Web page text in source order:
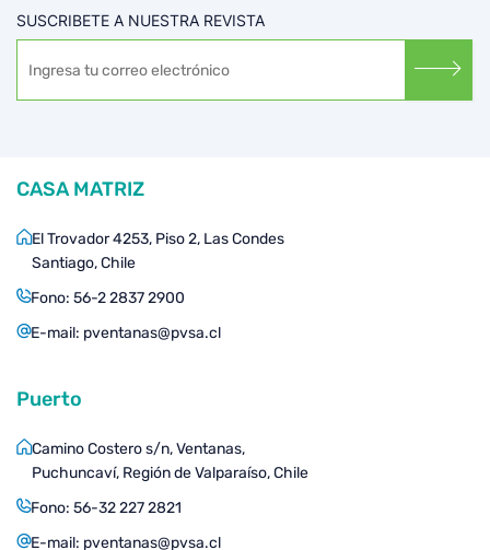
SUSCRIBETE A NUESTRA REVISTA
CASA MATRIZ
El Trovador 4253, Piso 2, Las Condes
Santiago, Chile
Fono: 56-2 2837 2900
E-mail: pventanas@pvsa.cl
Puerto
Camino Costero s/n, Ventanas,
Puchuncaví, Región de Valparaíso, Chile
Fono: 56-32 227 2821
E-mail: pventanas@pvsa.cl